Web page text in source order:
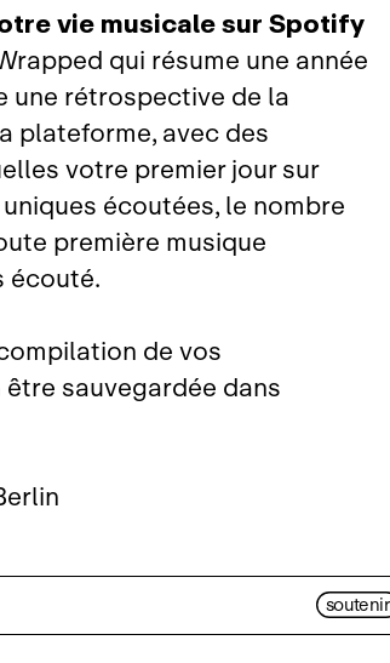
vie musicale sur Spotify
qui résume une année
une rétrospective de la
plateforme, avec des
votre premier jour sur
écoutées, le nombre
première musique
écouté.
de vos
sauvegardée dans
soutenir